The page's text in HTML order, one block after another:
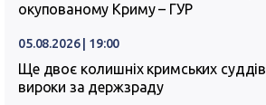
окупованому Криму – ГУР
05.08.2026 | 19:00
Ще двоє колишніх кримських
вироки за держзраду